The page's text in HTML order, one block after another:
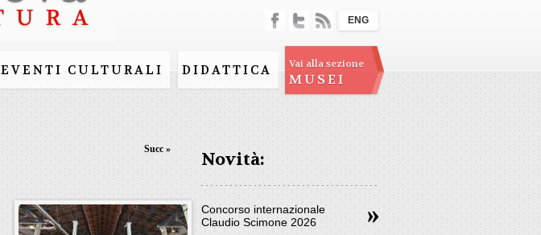
EVENTI CULTURALI DIDATTICA Vai alla sezione
MUSEI
ENG
Succ »
Novità:
Concorso internazionale
Claudio Scimone 2026